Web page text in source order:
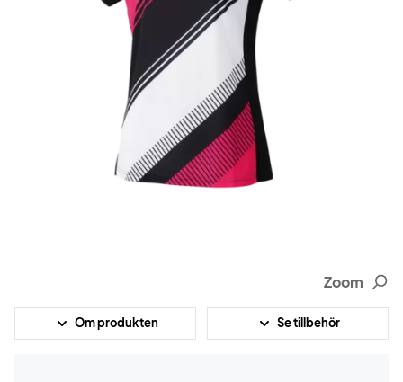
Zoom
Om produkten Se tillbehör